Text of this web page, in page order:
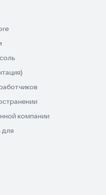
компании
для